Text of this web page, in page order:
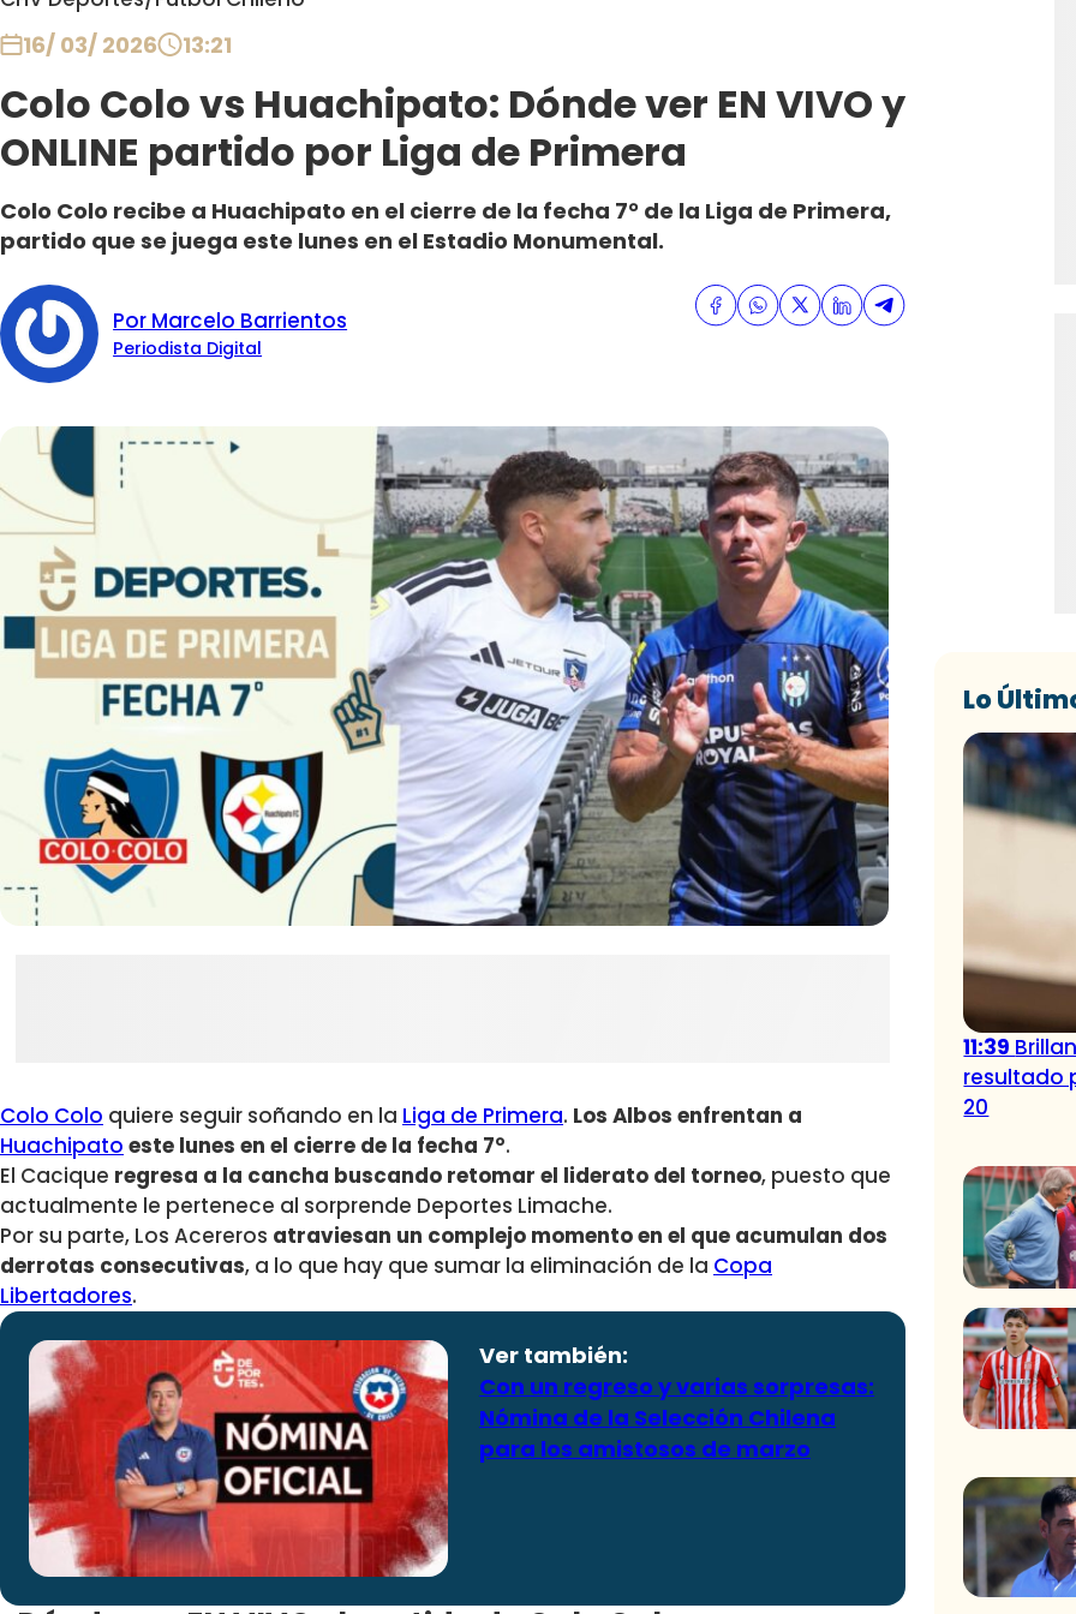
16/ 03/ 2026 13:21
Colo Colo vs Huachipato: Dónde ver EN VIVO y
ONLINE partido por Liga de Primera
Colo Colo recibe a Huachipato en el cierre de la fecha 7° de la Liga de Primera,
partido que se juega este lunes en el Estadio Monumental.
Por Marcelo Barrientos
Periodista Digital
Colo Colo quiere seguir soñando en la Liga de Primera. Los Albos enfrentan a
Huachipato este lunes en el cierre de la fecha 7°.
El Cacique regresa a la cancha buscando retomar el liderato del torneo, puesto que
actualmente le pertenece al sorprende Deportes Limache.
Por su parte, Los Acereros atraviesan un complejo momento en el que acumulan dos
derrotas consecutivas, a lo que hay que sumar la eliminación de la Copa
Libertadores.
Ver también:
Con un regreso y varias sorpresas:
Nómina de la Selección Chilena
para los amistosos de marzo
Lo
11:39
resultado
20